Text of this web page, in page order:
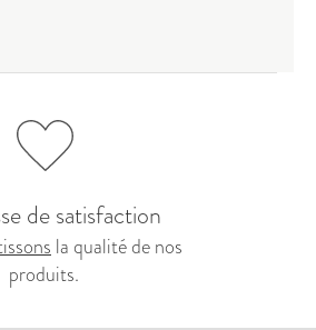
de satisfaction
la qualité de nos
produits.